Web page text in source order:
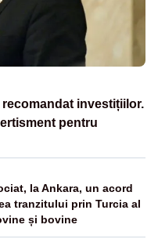
investițiilor.
pentru
la Ankara, un acord
tranzitului prin Turcia al
și bovine